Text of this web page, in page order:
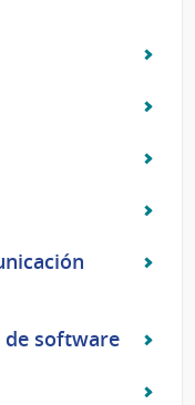
de software